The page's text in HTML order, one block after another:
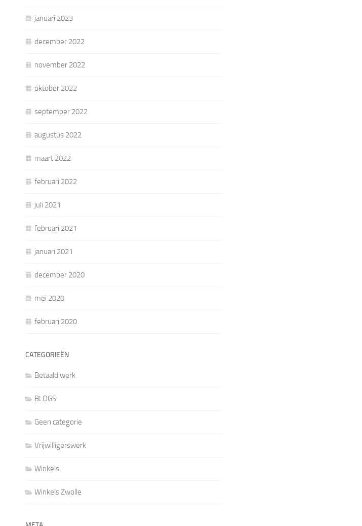
januari 2023
december 2022
november 2022
oktober 2022
september 2022
augustus 2022
maart 2022
februari 2022
juli 2021
februari 2021
januari 2021
december 2020
mei 2020
februari 2020
CATEGORIEËN
Betaald werk
BLOGS
Geen categorie
Vrijwilligerswerk
Winkels
Winkels Zwolle